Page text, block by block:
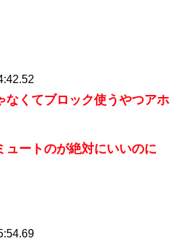
なくてブロック使うやつアホ
ュートのが絶対にいいのに